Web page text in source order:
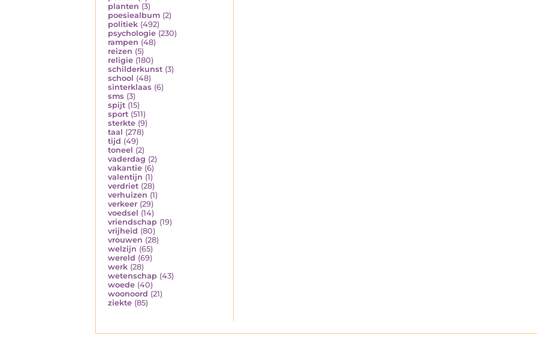
planten (3)
poesiealbum (2)
politiek (492)
psychologie (230)
rampen (48)
reizen (5)
religie (180)
schilderkunst (3)
school (48)
sinterklaas (6)
sms (3)
spijt (15)
sport (511)
sterkte (9)
taal (278)
tijd (49)
toneel (2)
vaderdag (2)
vakantie (6)
valentijn (1)
verdriet (28)
verhuizen (1)
verkeer (29)
voedsel (14)
vriendschap (19)
vrijheid (80)
vrouwen (28)
welzijn (65)
wereld (69)
werk (28)
wetenschap (43)
woede (40)
woonoord (21)
ziekte (85)